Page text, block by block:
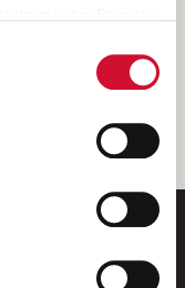
so stimmen
zu. Sie können
widerrufen,
und diese
entnehmen.